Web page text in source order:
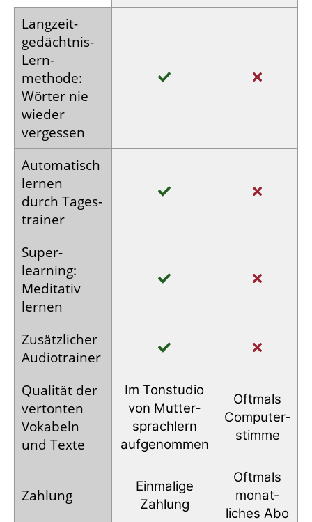
Langzeit­
gedächtnis-
Lern­
methode:
Wörter nie
wieder
vergessen
Auto­matisch
lernen
durch Tages­
trainer
Super­
learning:
Meditativ
lernen
Zusätz­licher
Audio­trainer
Qualität der
vertonten
Vokabeln
und Texte
Im Tonstudio
von Mutter­
sprachlern
auf­genommen
Oftmals
Computer­
stimme
Zahlung
Einmalige
Zahlung
Oftmals
monat­
liches Abo